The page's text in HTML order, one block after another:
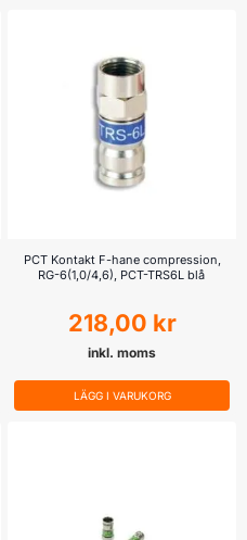
PCT Kontakt F-hane compression,
RG-6(1,0/4,6), PCT-TRS6L blå
218,00 kr
inkl. moms
LÄGG I VARUKORG